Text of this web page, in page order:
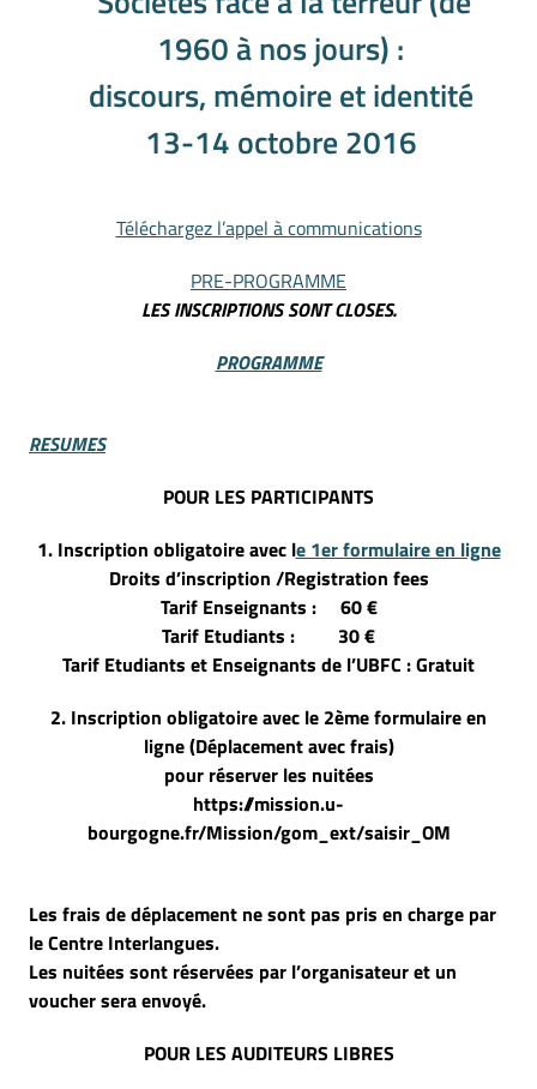
1960 à nos jours) :
discours, mémoire et identité
13-14 octobre 2016
Téléchargez l’appel à communications
PRE-PROGRAMME
LES INSCRIPTIONS SONT CLOSES.
PROGRAMME
RESUMES
POUR LES PARTICIPANTS
1. Inscription obligatoire avec le 1er formulaire en ligne
Droits d’inscription /Registration fees
Tarif Enseignants : 60 €
Tarif Etudiants : 30 €
Tarif Etudiants et Enseignants de l’UBFC : Gratuit
2. Inscription obligatoire avec le 2ème formulaire en
ligne(Déplacement avec frais)
pour réserver les nuitées
https://mission.u-
bourgogne.fr/Mission/gom_ext/saisir_OM
Les frais de déplacement ne sont pas pris en charge par
le Centre Interlangues.
Les nuitées sont réservées par l’organisateur et un
voucher sera envoyé.
POUR LES AUDITEURS LIBRES